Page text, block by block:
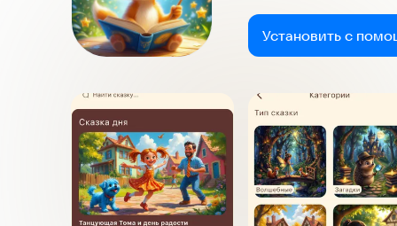
Установить с
Скриншоты